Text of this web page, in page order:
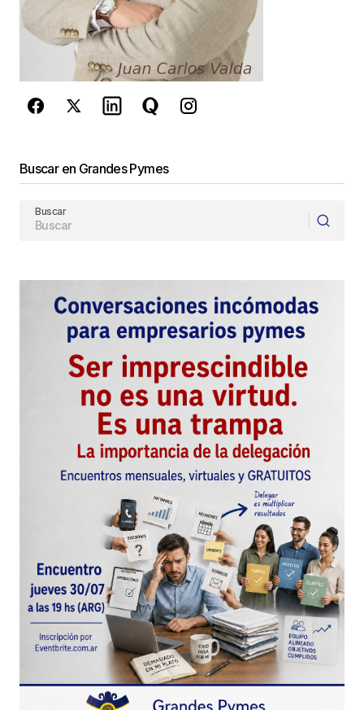
privacidady losTérminos del servicio
de Googlese aplican.
Enviar Comentario
Buscar en Grandes Pymes
Buscar